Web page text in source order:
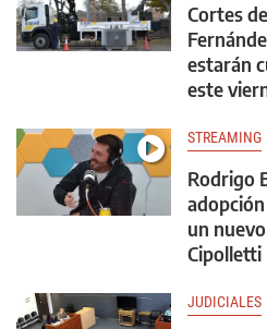
Cortes
estarán
este
STREAMING
Rodrigo
un
Cipolletti
JUDICIALES